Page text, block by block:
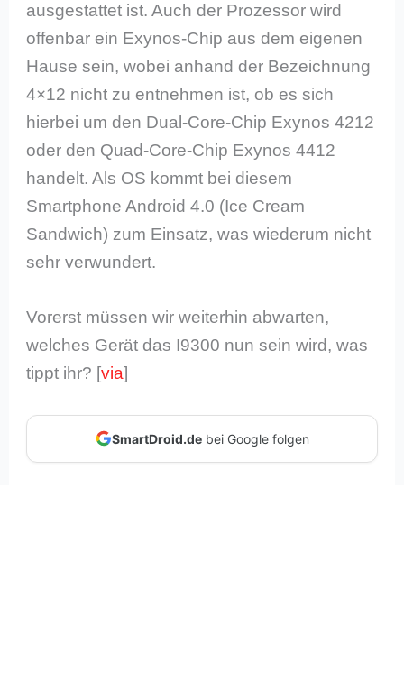
ausgestattet ist. Auch der Prozessor wird
offenbar ein Exynos-Chip aus dem eigenen
Hause sein, wobei anhand der Bezeichnung
4×12 nicht zu entnehmen ist, ob es sich
hierbei um den Dual-Core-Chip Exynos 4212
oder den Quad-Core-Chip Exynos 4412
handelt. Als OS kommt bei diesem
Smartphone Android 4.0 (Ice Cream
Sandwich) zum Einsatz, was wiederum nicht
sehr verwundert.
Vorerst müssen wir weiterhin abwarten,
welches Gerät das I9300 nun sein wird, was
tippt ihr? [via]
SmartDroid.debei Google folgen